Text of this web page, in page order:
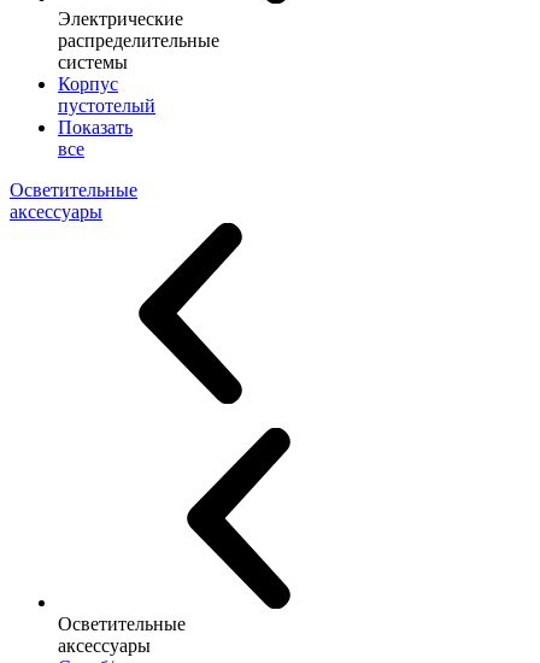
Электрические
распределительные
системы
Корпус
пустотелый
Показать
все
Осветительные
аксессуары
Осветительные
аксессуары